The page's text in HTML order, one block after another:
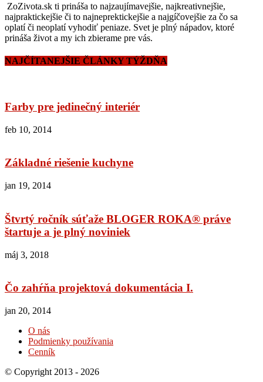
ZoZivota.sk ti prináša to najzaujímavejšie, najkreativnejšie,
najpraktickejšie či to najneprektickejšie a najgíčovejšie za čo sa
oplatí či neoplatí vyhodiť peniaze. Svet je plný nápadov, ktoré
prináša život a my ich zbierame pre vás.
NAJČÍTANEJŠIE ČLÁNKY TÝŽDŇA
Farby pre jedinečný interiér
feb 10, 2014
Základné riešenie kuchyne
jan 19, 2014
Štvrtý ročník súťaže BLOGER ROKA® práve
štartuje a je plný noviniek
máj 3, 2018
Čo zahŕňa projektová dokumentácia I.
jan 20, 2014
O nás
Podmienky používania
Cenník
© Copyright 2013 - 2026